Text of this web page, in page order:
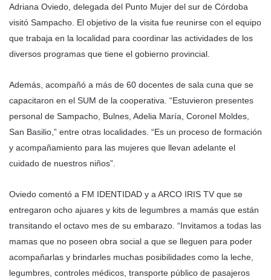
Adriana Oviedo, delegada del Punto Mujer del sur de Córdoba
visitó Sampacho. El objetivo de la visita fue reunirse con el equipo
que trabaja en la localidad para coordinar las actividades de los
diversos programas que tiene el gobierno provincial.
Además, acompañó a más de 60 docentes de sala cuna que se
capacitaron en el SUM de la cooperativa. “Estuvieron presentes
personal de Sampacho, Bulnes, Adelia María, Coronel Moldes,
San Basilio,” entre otras localidades. “Es un proceso de formación
y acompañamiento para las mujeres que llevan adelante el
cuidado de nuestros niños”.
Oviedo comentó a FM IDENTIDAD y a ARCO IRIS TV que se
entregaron ocho ajuares y kits de legumbres a mamás que están
transitando el octavo mes de su embarazo. “Invitamos a todas las
mamas que no poseen obra social a que se lleguen para poder
acompañarlas y brindarles muchas posibilidades como la leche,
legumbres, controles médicos, transporte público de pasajeros